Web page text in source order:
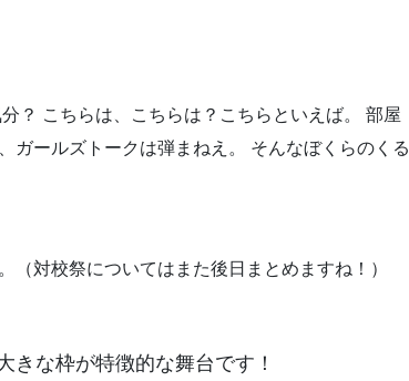
？ こちらは、こちらは？こちらといえば。 部屋
ガールズトークは弾まねえ。 そんなぼくらのくる
（対校祭についてはまた後日まとめますね！）
きな枠が特徴的な舞台です！